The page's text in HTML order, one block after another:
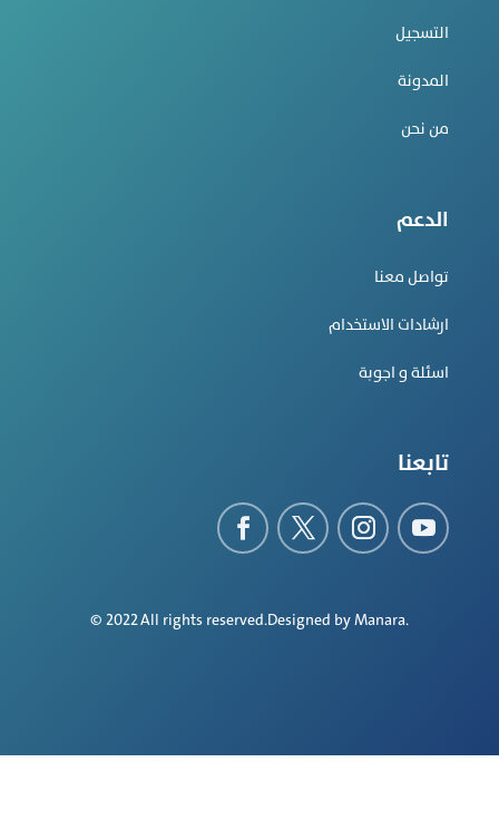
التسجيل
المدونة
من نحن
الدعم
تواصل معنا
ارشادات الاستخدام
اسئلة و اجوبة
تابعنا
© 2022 All rights reserved.Designed byManara.